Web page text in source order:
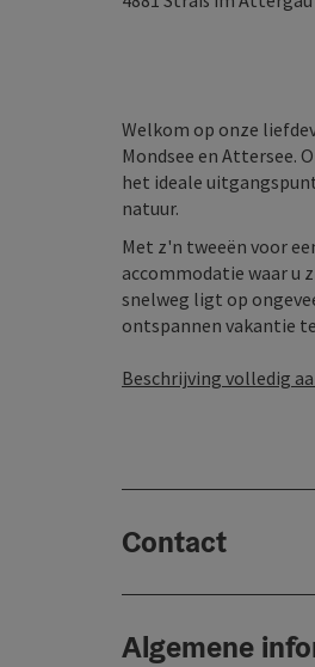
Welkom op onze
Mondsee en Attersee.
het ideale
natuur.
Met z'n tweeën voor
accommodatie waar u
snelweg ligt op
ontspannen vakantie
Beschrijving volledig
Contact
Algemene